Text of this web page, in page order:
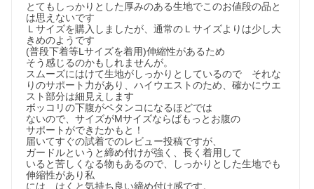
とてもしっかりとした厚みのある生地でこのお値段の品と
は思えないです
Ｌサイズを購入しましたが、通常のＬサイズよりは少し大
きめのようです
(普段下着等Lサイズを着用)伸縮性があるため
そう感じるのかもしれませんが。
スムーズにはけて生地がしっかりとしているので　それな
りのサポート力があり、ハイウエストのため、確かにウエ
スト部分は細見えします
ボッコリの下腹がペタンコになるほどでは
ないので、サイズがMサイズならばもっとお腹の
サポートができたかもと！
届いてすぐの試着でのレビュー投稿ですが、
ガードルというと締め付けが強く、長く着用して
いると苦しくなる物もあるので、しっかりとした生地でも
伸縮性があり私
には、はくと気持ち良い締め付け感です。